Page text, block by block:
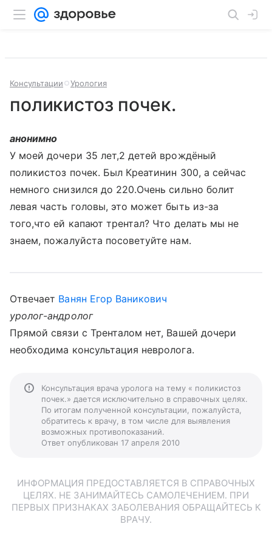
Консультации Урология
поликистоз почек.
анонимно
У моей дочери 35 лет,2 детей врождёный
поликистоз почек. Был Креатинин 300, а сейчас
немного снизился до 220.Очень сильно болит
левая часть головы, это может быть из-за
того,что ей капают трентал? Что делать мы не
знаем, пожалуйста посоветуйте нам.
Отвечает Ванян Егор Ваникович
уролог-андролог
Прямой связи с Тренталом нет, Вашей дочери
необходима консультация невролога.
Консультация врача уролога на тему « поликистоз
почек.» дается исключительно в справочных целях.
По итогам полученной консультации, пожалуйста,
обратитесь к врачу, в том числе для выявления
возможных противопоказаний.
Ответ опубликован 17 апреля 2010
ИНФОРМАЦИЯ ПРЕДОСТАВЛЯЕТСЯ В СПРАВОЧНЫХ
ЦЕЛЯХ. НЕ ЗАНИМАЙТЕСЬ САМОЛЕЧЕНИЕМ. ПРИ
ПЕРВЫХ ПРИЗНАКАХ ЗАБОЛЕВАНИЯ ОБРАЩАЙТЕСЬ К
ВРАЧУ.